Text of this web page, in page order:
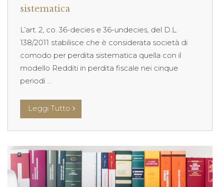
sistematica
L’art. 2, co. 36-decies e 36-undecies, del D.L.
138/2011 stabilisce che è considerata società di
comodo per perdita sistematica quella con il
modello Redditi in perdita fiscale nei cinque
periodi ...
Leggi Tutto